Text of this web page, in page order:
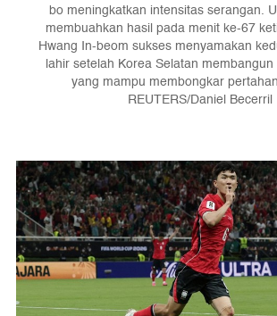
bo meningkatkan intensitas serangan.
membuahkan hasil pada menit ke-67
Hwang In-beom sukses menyamakan
lahir setelah Korea Selatan
yang mampu membongkar
REUTERS/Daniel Becerril